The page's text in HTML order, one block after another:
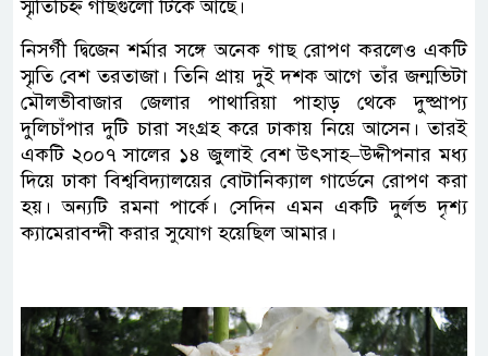
স্মৃতিচিহ্ন গাছগুলো টিকে আছে।
নিসর্গী দ্বিজেন শর্মার সঙ্গে অনেক গাছ রোপণ করলেও একটি
স্মৃতি বেশ তরতাজা। তিনি প্রায় দুই দশক আগে তাঁর জন্মভিটা
মৌলভীবাজার জেলার পাথারিয়া পাহাড় থেকে দুষ্প্রাপ্য
দুলিচাঁপার দুটি চারা সংগ্রহ করে ঢাকায় নিয়ে আসেন। তারই
একটি ২০০৭ সালের ১৪ জুলাই বেশ উৎসাহ–উদ্দীপনার মধ্য
দিয়ে ঢাকা বিশ্ববিদ্যালয়ের বোটানিক্যাল গার্ডেনে রোপণ করা
হয়। অন্যটি রমনা পার্কে। সেদিন এমন একটি দুর্লভ দৃশ্য
ক্যামেরাবন্দী করার সুযোগ হয়েছিল আমার।